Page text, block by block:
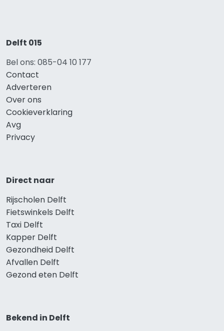
Delft 015
Bel ons: 085-04 10 177
Contact
Adverteren
Over ons
Cookieverklaring
Avg
Privacy
Direct naar
Rijscholen Delft
Fietswinkels Delft
Taxi Delft
Kapper Delft
Gezondheid Delft
Afvallen Delft
Gezond eten Delft
Bekend in Delft